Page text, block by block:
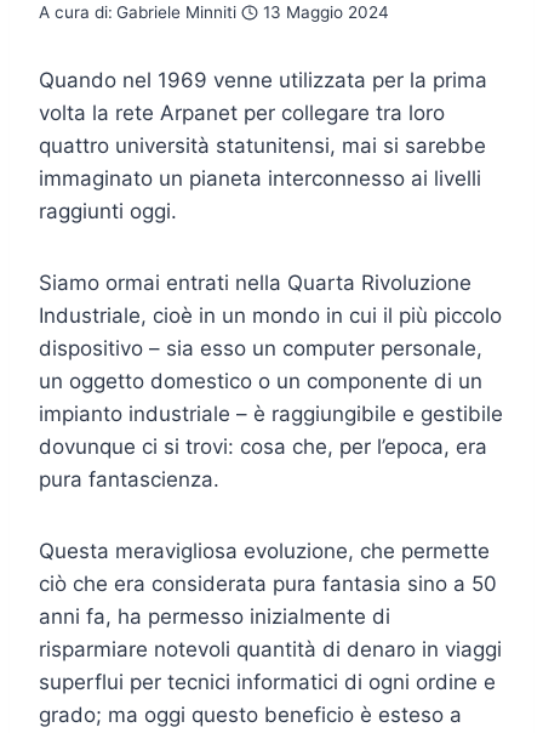
A cura di: Gabriele Minniti 13 Maggio 2024
Quando nel 1969 venne utilizzata per la prima
volta la rete Arpanet per collegare tra loro
quattro università statunitensi, mai si sarebbe
immaginato un pianeta interconnesso ai livelli
raggiunti oggi.
Siamo ormai entrati nella Quarta Rivoluzione
Industriale, cioè in un mondo in cui il più piccolo
dispositivo – sia esso un computer personale,
un oggetto domestico o un componente di un
impianto industriale – è raggiungibile e gestibile
dovunque ci si trovi: cosa che, per l’epoca, era
pura fantascienza.
Questa meravigliosa evoluzione, che permette
ciò che era considerata pura fantasia sino a 50
anni fa, ha permesso inizialmente di
risparmiare notevoli quantità di denaro in viaggi
superflui per tecnici informatici di ogni ordine e
grado; ma oggi questo beneficio è esteso a